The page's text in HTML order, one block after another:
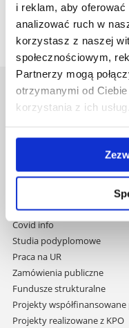
i reklam, aby oferować
analizować ruch w
korzystasz z naszej
społecznościowym,
Partnerzy mogą
otrzymanymi od
korzystania z ich usług.
Uniwersytet
Al. Tadeusza
nawigację
przejdź
do
treści
Mapa serwisu
Wydawnictwo
Covid info
Studia podyplomowe
Praca na UR
Zamówienia publiczne
Fundusze strukturalne
Projekty współfinansowane
Projekty realizowane z KPO